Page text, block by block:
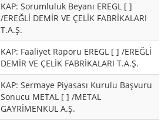
KAP: Sorumluluk Beyanı EREGL [ ]
/EREĞLİ DEMİR VE ÇELİK FABRİKALARI
T.A.Ş.
KAP: Faaliyet Raporu EREGL [ ] /EREĞLİ
DEMİR VE ÇELİK FABRİKALARI T.A.Ş.
KAP: Sermaye Piyasası Kurulu Başvuru
Sonucu METAL [ ] /METAL
GAYRİMENKUL A.Ş.